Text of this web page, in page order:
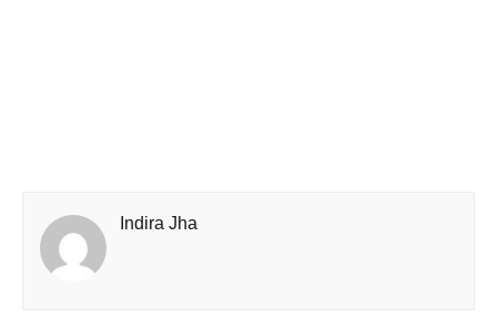
Indira Jha